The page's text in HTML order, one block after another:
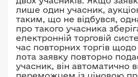
лише один учасник,
таким, що не відбувся,
про такого учасника
електронній торговій
час повторних торгів
лота заявку повторно
учасник, він автоматично